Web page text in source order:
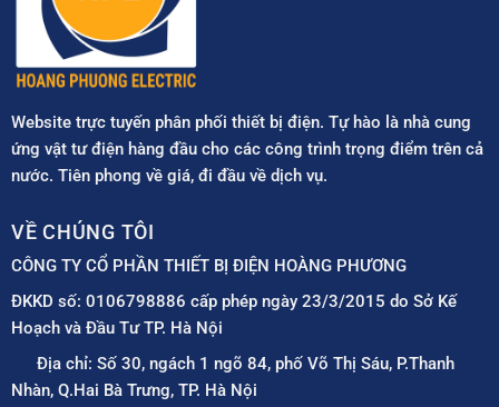
Website trực tuyến phân phối thiết bị điện. Tự hào là nhà cung
ứng vật tư điện hàng đầu cho các công trình trọng điểm trên cả
nước. Tiên phong về giá, đi đầu về dịch vụ.
VỀ CHÚNG TÔI
CÔNG TY CỔ PHẦN THIẾT BỊ ĐIỆN HOÀNG PHƯƠNG
ĐKKD số: 0106798886 cấp phép ngày 23/3/2015 do Sở Kế
Hoạch và Đầu Tư TP. Hà Nội
Địa chỉ: Số 30, ngách 1 ngõ 84, phố Võ Thị Sáu, P.Thanh
Nhàn, Q.Hai Bà Trưng, TP. Hà Nội